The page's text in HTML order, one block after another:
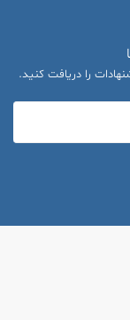
را دریافت کنید.